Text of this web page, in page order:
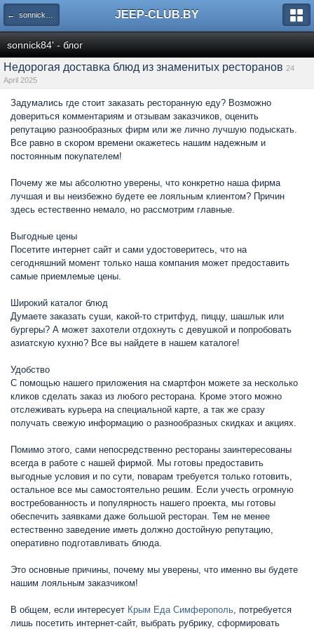
← sonnick84' - блог JEEP-CLUB.BY
sonnick84' - блог
Недорогая доставка блюд из знаменитых ресторанов 24
April 2025
Задумались где стоит заказать ресторанную еду? Возможно
довериться комментариям и отзывам заказчиков, оценить
репутацию разнообразных фирм или же лично лучшую подыскать.
Все равно в скором времени окажетесь нашим надежным и
постоянным покупателем!
Почему же мы абсолютно уверены, что конкретно наша фирма
лучшая и вы неизбежно будете ее лояльным клиентом? Причин
здесь естественно немало, но рассмотрим главные.
Выгодные цены
Посетите интернет сайт и сами удостоверитесь, что на
сегодняшний момент только наша компания может предоставить
самые приемлемые цены.
Широкий каталог блюд
Думаете заказать суши, какой-то стритфуд, пиццу, шашлык или
бургеры? А может захотели отдохнуть с девушкой и попробовать
азиатскую кухню? Все вы найдете в нашем каталоге!
Удобство
С помощью нашего приложения на смартфон можете за несколько
кликов сделать заказ из любого ресторана. Кроме этого можно
отслеживать курьера на специальной карте, а так же сразу
получать свежую информацию о разнообразных скидках и акциях.
Помимо этого, сами непосредственно рестораны заинтересованы
всегда в работе с нашей фирмой. Мы готовы предоставить
выгодные условия и по сути, поварам требуется только готовить,
остальное все мы самостоятельно решим. Если учесть огромную
востребованность и популярность нашего проекта, мы готовы
обеспечить заявками даже большой ресторан. Тем не менее
естественно заведение иметь должно достойную репутацию,
оперативно подготавливать блюда.
Это основные причины, почему мы уверены, что именно вы будете
нашим лояльным заказчиком!
В общем, если интересует Крым Еда Симферополь, потребуется
лишь посетить интернет-сайт, выбрать рубрику, сформировать